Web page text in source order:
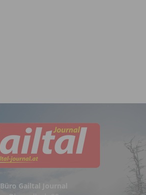
Büro Gailtal Journal